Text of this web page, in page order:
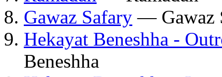
Gawaz Safary — Gawaz
Hekayat Beneshha -
Beneshha